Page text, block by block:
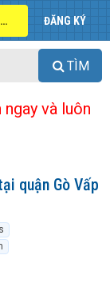
ĐĂNG NHẬP ĐĂNG KÝ
TÌM
và luôn
quận Gò Vấp